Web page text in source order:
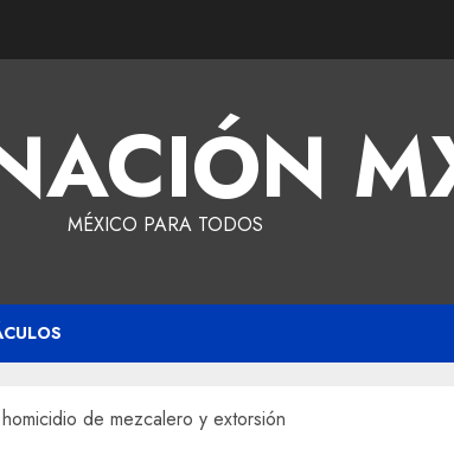
MÉXICO PARA TODOS
de mezcalero y extorsión